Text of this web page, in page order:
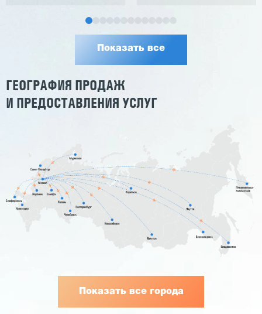
Показать все
ГЕОГРАФИЯ ПРОДАЖ
И ПРЕДОСТАВЛЕНИЯ УСЛУГ
Показать все города